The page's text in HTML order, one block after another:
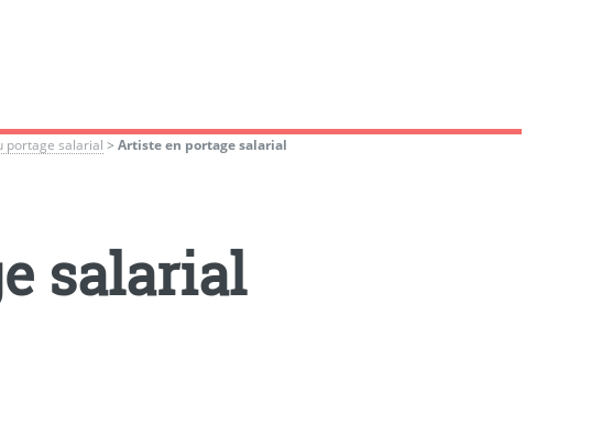
portage salarial > Artiste en portage salarial
salarial